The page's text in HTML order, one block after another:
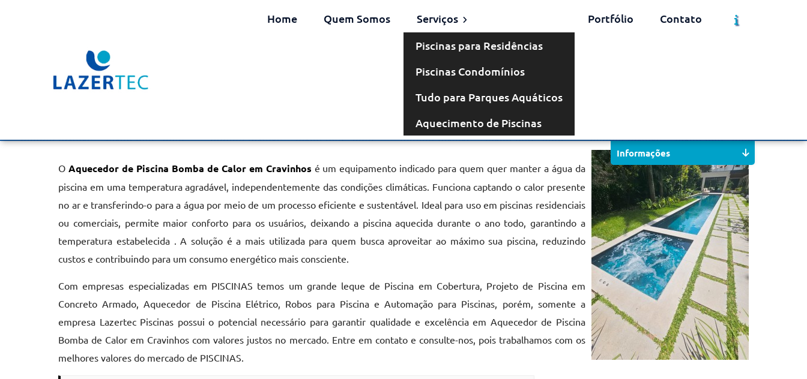
Home Quem Somos
Serviços
Piscinas para Residências
Piscinas Condomínios
Tudo para Parques Aquáticos
Aquecimento de Piscinas
Portfólio Contato
Aquecedor de Piscina Bomba de Calor
Solicite um Orçamento
OAquecedor de Piscina Bomba de Calor em Cravinhos é um equipamento indicado para quem quer manter a água da
piscina em uma temperatura agradável, independentemente das condições climáticas. Funciona captando o calor presente
no ar e transferindo-o para a água por meio de um processo eficiente e sustentável. Ideal para uso em piscinas residenciais
ou comerciais, permite maior conforto para os usuários, deixando a piscina aquecida durante o ano todo, garantindo a
temperatura estabelecida . A solução é a mais utilizada para quem busca aproveitar ao máximo sua piscina, reduzindo
custos e contribuindo para um consumo energético mais consciente.
Com empresas especializadas em PISCINAS temos um grande leque de Piscina em Cobertura, Projeto de Piscina em
Concreto Armado, Aquecedor de Piscina Elétrico, Robos para Piscina e Automação para Piscinas, porém, somente a
empresa Lazertec Piscinas possui o potencial necessário para garantir qualidade e excelência em Aquecedor de Piscina
Bomba de Calor em Cravinhos com valores justos no mercado. Entre em contato e consulte-nos, pois trabalhamos com os
melhores valores do mercado de PISCINAS.
Informações